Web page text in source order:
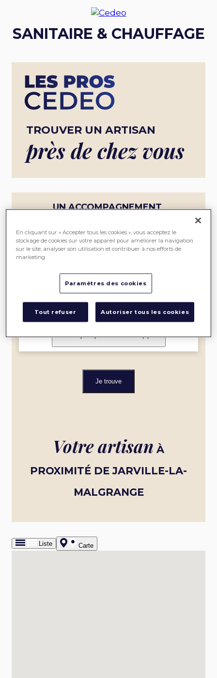
SANITAIRE & CHAUFFAGE
TROUVER UN ARTISAN
près de chez vous
UN ACCOMPAGNEMENT
ME
Je filtre par spécialité et label(0)
Je trouve
Votre artisan À
PROXIMITÉ DE JARVILLE-LA-
MALGRANGE
Liste Carte
En cliquant sur « Accepter tous les cookies », vous acceptez le
stockage de cookies sur votre appareil pour améliorer la navigation
sur le site, analyser son utilisation et contribuer à nos efforts de
marketing.
Paramètres des cookies
Tout refuser Autoriser tous les cookies